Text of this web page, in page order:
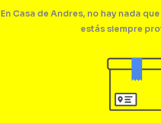
En Casa de Andres, no hay nada
estás siempre